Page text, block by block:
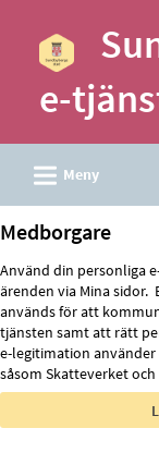
tjänster
Sundbybergs
e-
L Meny
Medborgare
Använd din personliga
ärenden via Mina sidor.
används för att
tjänsten samt att rätt
e-legitimation
såsom Skatteverket